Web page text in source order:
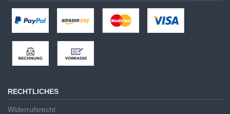
RECHTLICHES
Widerrufsrecht